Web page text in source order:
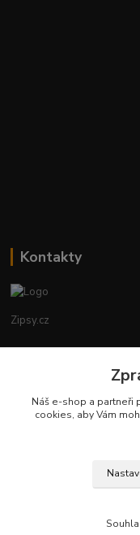
Kontakty
Zipsy.cz
obchod@zipsy.cz
Náš e-shop a partneři
cookies, aby Vám